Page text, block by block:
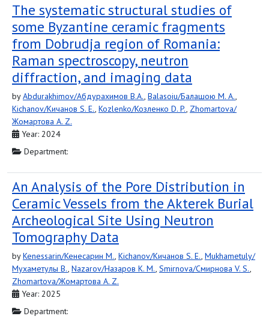
The systematic structural studies of
some Byzantine ceramic fragments
from Dobrudja region of Romania:
Raman spectroscopy, neutron
diffraction, and imaging data
byAbdurakhimov/Абдурахимов B.A., Balasoiu/Балашою M. A.,
Kichanov/Кичанов S. E., Kozlenko/Козленко D. P., Zhomartova/
Жомартова A. Z.
Year: 2024
Department:
An Analysis of the Pore Distribution in
Ceramic Vessels from the Akterek Burial
Archeological Site Using Neutron
Tomography Data
byKenessarin/Кенесарин M., Kichanov/Кичанов S. E., Mukhametuly/
Мухаметулы B., Nazarov/Назаров K. M., Smirnova/Смирнова V. S.,
Zhomartova/Жомартова A. Z.
Year: 2025
Department: